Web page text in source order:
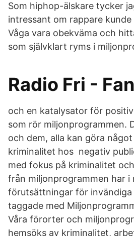
Som hiphop-älskare tycker
intressant om rappare kunde
Våga vara obekväma och
som självklart ryms i
Radio Fri -
och en katalysator för
som rör miljonprogrammen.
och dem, alla kan göra
kriminalitet hos negativ
med fokus på kriminalitet
från miljonprogrammen har i
förutsättningar för
taggade med
Våra förorter och
hemsöks av kriminalitet,